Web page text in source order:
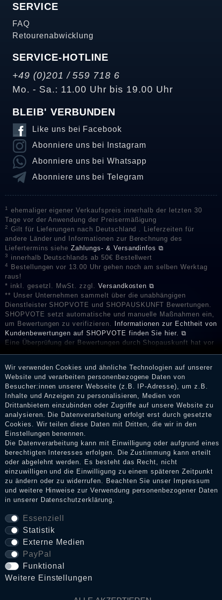
SERVICE
FAQ
Retourenabwicklung
SERVICE-HOTLINE
+49 (0)201 / 559 718 6
Mo. - Sa.: 11.00 Uhr bis 19.00 Uhr
BLEIB' VERBUNDEN
Like uns bei Facebook
Abonniere uns bei Instagram
Abonniere uns bei Whatsapp
Abonniere uns bei Telegram
1
ehemaliger eigener Verkaufspreis innerhalb der letzten 30
Tage vor der Anwendung der Preisermäßigung
2
Gilt für Lieferungen nach Deutschland . Lieferzeiten für
andere Länder und Informationen zur Berechnung des
Liefertermins sieheZahlungs- & Versandinfos ⧉
3 innerhalb Deutschlands ab 50€ Bestellwert
4
Bestellungen vor 13.00 Uhr gehen noch am selben Werktag
raus!
* inkl. gesetzl. MwSt. zzgl. Versandkosten ⧉
** Unser Unternehmen sammelt über die unabhängigen
Dienstleister SHOPVOTE und SHOPAUSKUNFT Bewertungen.
SHOPVOTE setzt automatische und manuelle Maßnahmen ein,
um Bewertungen zu verifizieren.
Informationen zur Echtheit von
Kundenbewertungen auf SHOPVOTE finden Sie hier. ⧉
Eine Überprüfung der Bewertungen durch Shopauskunft hat vor
Dienstleistungen gar nicht erworben oder genutzt haben. Nach
Erhalt einer Benachrichtigungs-E-Mail können Händler die
Bewertungen verifizieren und über die erfolgte Verifizierung im
Shop informieren.
Impressum
Daten­schutz­erklärung
Widerrufs­recht
VERTRAG WIDERRUFEN
Wir verwenden Cookies und ähnliche Technologien auf unserer
Website und verarbeiten personenbezogene Daten von
Besucher:innen unserer Webseite (z.B. IP-Adresse), um z.B.
Inhalte und Anzeigen zu personalisieren, Medien von
Drittanbietern einzubinden oder Zugriffe auf unsere Website zu
analysieren. Die Datenverarbeitung erfolgt erst durch gesetzte
Cookies. Wir teilen diese Daten mit Dritten, die wir in den
Einstellungen benennen.
Die Datenverarbeitung kann mit Einwilligung oder aufgrund eines
berechtigten Interesses erfolgen. Die Zustimmung kann erteilt
oder abgelehnt werden. Es besteht das Recht, nicht
einzuwilligen und die Einwilligung zu einem späteren Zeitpunkt
zu ändern oder zu widerrufen. Beachten Sie unser
Impressum
und weitere Hinweise zur Verwendung personenbezogener Daten
in unserer Daten­schutz­erklärung.
Essenziell
Statistik
Externe Medien
PayPal
Funktional
Weitere Einstellungen